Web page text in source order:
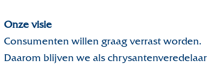
Onze visie
Consumenten willen graag verrast worden.
Daarom blijven we als chrysantenveredelaar